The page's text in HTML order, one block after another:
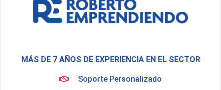
MÁS DE 7 AÑOS DE EXPERIENCIA EN EL SECTOR
Soporte Personalizado